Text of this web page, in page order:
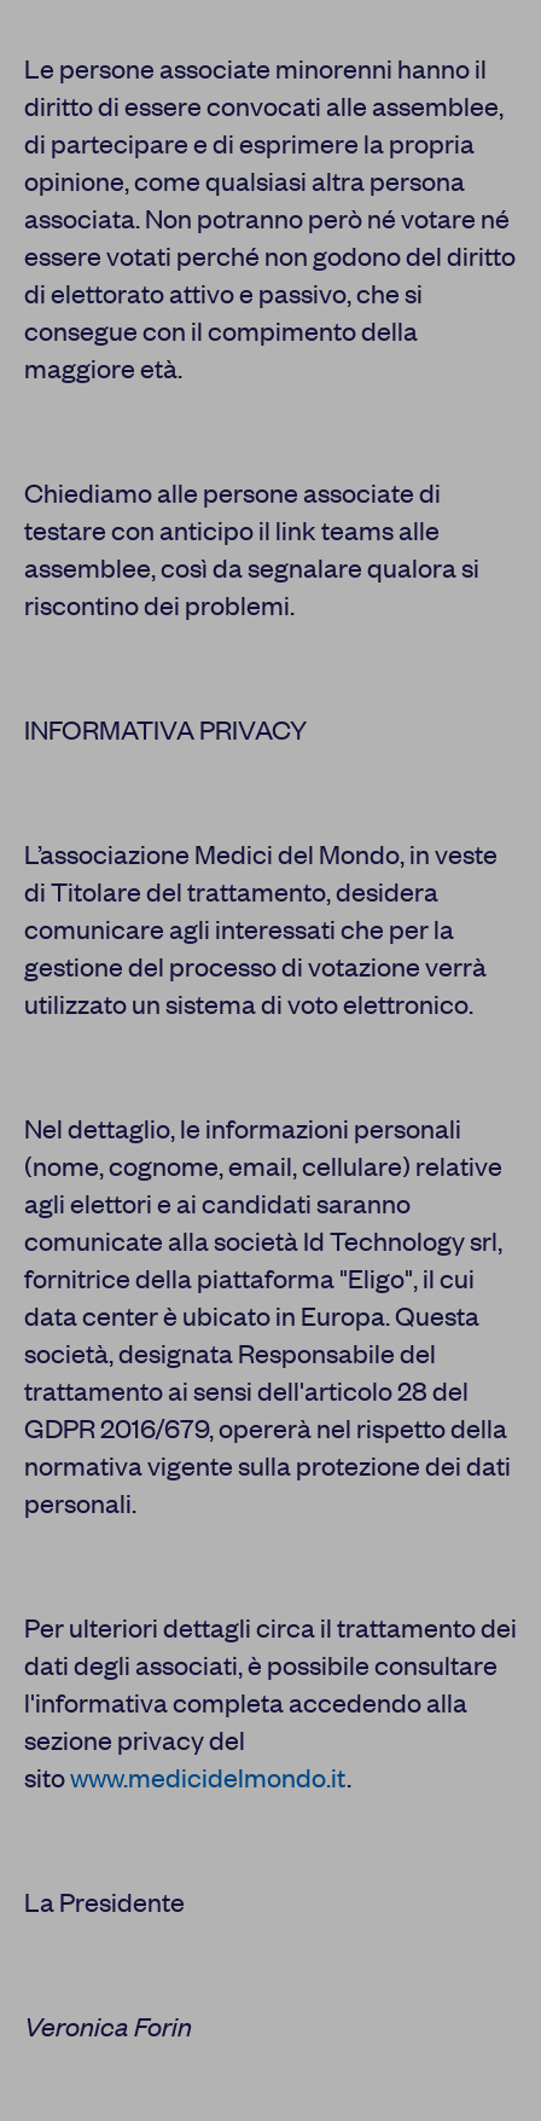
Le persone associate minorenni hanno il
diritto di essere convocati alle assemblee,
di partecipare e di esprimere la propria
opinione, come qualsiasi altra persona
associata. Non potranno però né votare né
essere votati perché non godono del diritto
di elettorato attivo e passivo, che si
consegue con il compimento della
maggiore età.
Chiediamo alle persone associate di
testare con anticipo il link teams alle
assemblee, così da segnalare qualora si
riscontino dei problemi.
INFORMATIVA PRIVACY
L’associazione Medici del Mondo, in veste
di Titolare del trattamento, desidera
comunicare agli interessati che per la
gestione del processo di votazione verrà
utilizzato un sistema di voto elettronico.
Nel dettaglio, le informazioni personali
(nome, cognome, email, cellulare) relative
agli elettori e ai candidati saranno
comunicate alla società Id Technology srl,
fornitrice della piattaforma "Eligo", il cui
data center è ubicato in Europa. Questa
società, designata Responsabile del
trattamento ai sensi dell'articolo 28 del
GDPR 2016/679, opererà nel rispetto della
normativa vigente sulla protezione dei dati
personali.
Per ulteriori dettagli circa il trattamento dei
dati degli associati, è possibile consultare
l'informativa completa accedendo alla
sezione privacy del
sitowww.medicidelmondo.it.
La Presidente
Veronica Forin